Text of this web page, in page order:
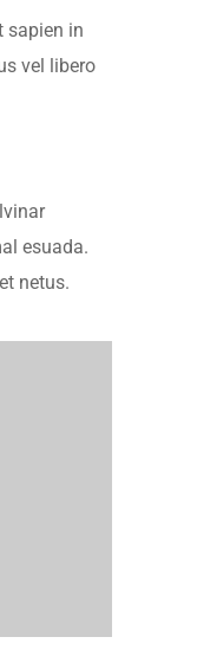
sapien in
vel libero
esuada.
netus.